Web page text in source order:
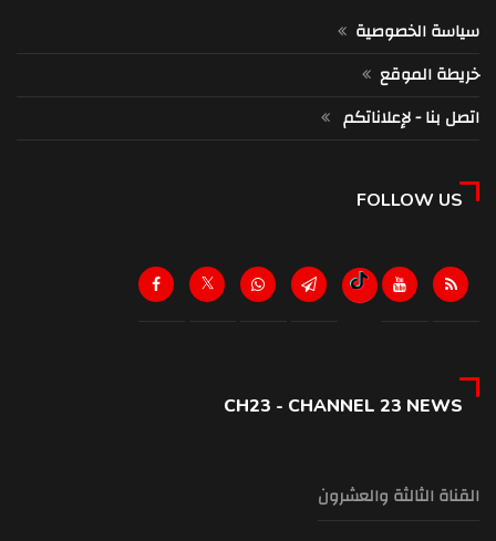
سياسة الخصوصية
خريطة الموقع
اتصل بنا - لإعلاناتكم
FOLLOW US
CH23 - CHANNEL 23 NEWS
القناة الثالثة والعشرون